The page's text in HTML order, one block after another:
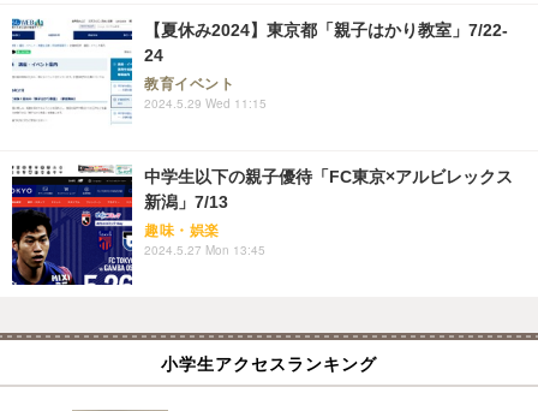
【夏休み2024】東京都「親子はかり教室」7/22-
24
教育イベント
2024.5.29 Wed 11:15
中学生以下の親子優待「FC東京×アルビレックス
新潟」7/13
趣味・娯楽
2024.5.27 Mon 13:45
小学生アクセスランキング